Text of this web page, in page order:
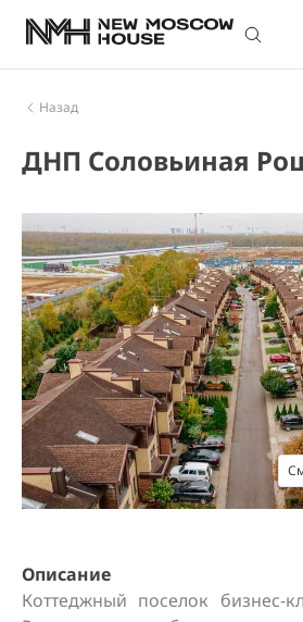
Назад
ДНП Соловьиная
Описание
Коттеджный поселок бизнес-